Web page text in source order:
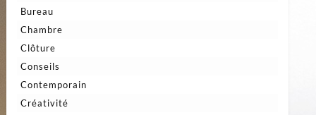
Bureau
Chambre
Clôture
Conseils
Contemporain
Créativité